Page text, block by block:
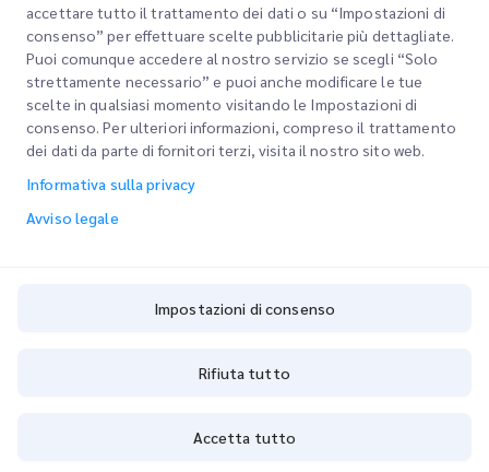
FILIALI NAZIONALI
TROVA UNA LOCALITÀ
accettare tutto il trattamento dei dati o su “Impostazioni di
consenso” per effettuare scelte pubblicitarie più dettagliate.
Puoi comunque accedere al nostro servizio se scegli “Solo
strettamente necessario” e puoi anche modificare le tue
scelte in qualsiasi momento visitando le Impostazioni di
consenso. Per ulteriori informazioni, compreso il trattamento
dei dati da parte di fornitori terzi, visita il nostro sito web.
Informativa sulla privacy
Avviso legale
Impostazioni di consenso
Rifiuta tutto
Accetta tutto